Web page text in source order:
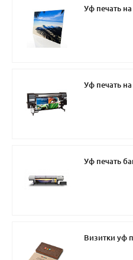
Уф печать
Уф печать
Уф печать
Визитки уф